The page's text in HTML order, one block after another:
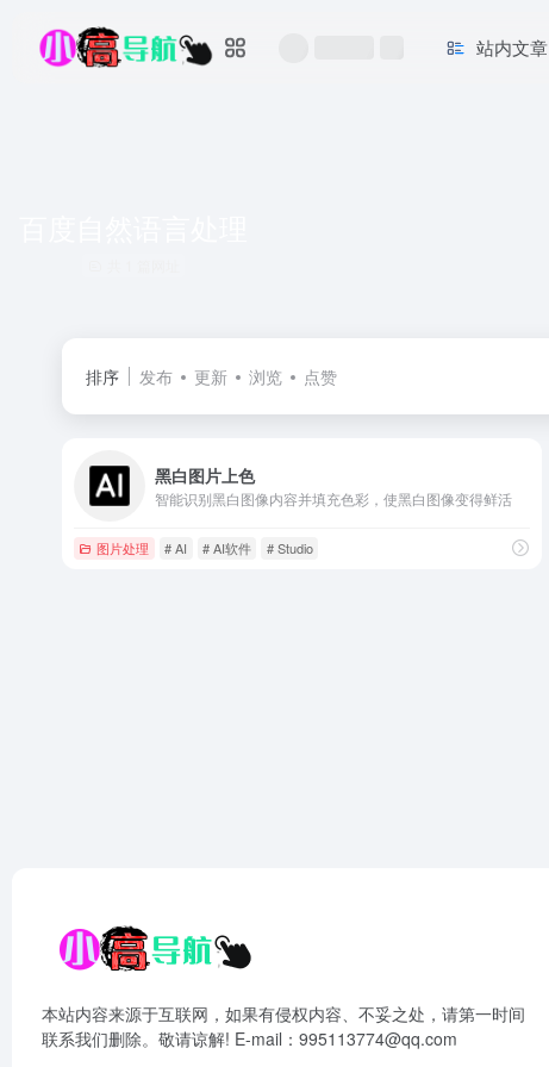
站内文章
排序 发布 更新 浏览 点赞
黑白图片上色
智能识别黑白图像内容并填充色彩，使黑白图像变得鲜活
图片处理 # AI # AI软件 # Studio
本站内容来源于互联网，如果有侵权内容、不妥之处，请第一时间
联系我们删除。敬请谅解! E-mail：995113774@qq.com